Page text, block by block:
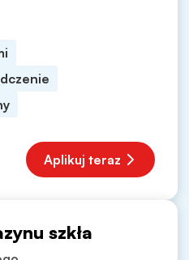
Aplikuj teraz
szkła